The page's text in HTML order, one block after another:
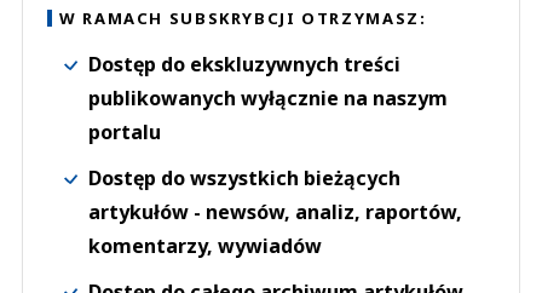
W RAMACH SUBSKRYBCJI OTRZYMASZ:
Dostęp do ekskluzywnych treści
publikowanych wyłącznie na naszym
portalu
Dostęp do wszystkich bieżących
artykułów - newsów, analiz, raportów,
komentarzy, wywiadów